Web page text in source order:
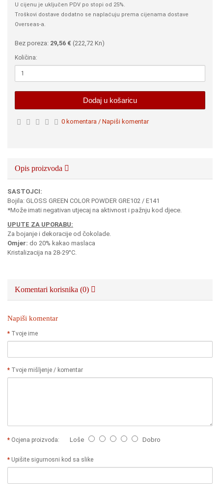
U cijenu je uključen PDV po stopi od 25%.
Troškovi dostave dodatno se naplaćuju prema cijenama dostave
Overseas-a.
Bez poreza: 29,56 € (222,72 Kn)
Količina:
Dodaj u košaricu
0 komentara / Napiši komentar
Opis proizvoda
SASTOJCI:
Bojila: GLOSS GREEN COLOR POWDER GRE102 / E141
*Može imati negativan utjecaj na aktivnost i pažnju kod djece.
UPUTE ZA UPORABU:
Za bojanje i dekoracije od čokolade.
Omjer: do 20% kakao maslaca
Kristalizacija na 28-29°C.
Komentari korisnika (0)
Napiši komentar
Tvoje ime
Tvoje mišljenje / komentar
Ocjena proizvoda: Loše Dobro
Upišite sigurnosni kod sa slike